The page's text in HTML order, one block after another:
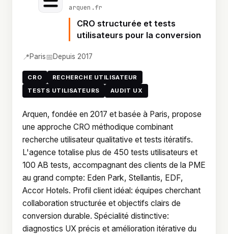
arquen.fr
CRO structurée et tests
utilisateurs pour la conversion
📍Paris📅Depuis 2017
CRO
RECHERCHE UTILISATEUR
TESTS UTILISATEURS
AUDIT UX
Arquen, fondée en 2017 et basée à Paris, propose
une approche CRO méthodique combinant
recherche utilisateur qualitative et tests itératifs.
L'agence totalise plus de 450 tests utilisateurs et
100 AB tests, accompagnant des clients de la PME
au grand compte: Eden Park, Stellantis, EDF,
Accor Hotels. Profil client idéal: équipes cherchant
collaboration structurée et objectifs clairs de
conversion durable. Spécialité distinctive:
diagnostics UX précis et amélioration itérative du